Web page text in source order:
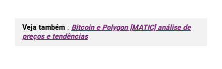
Veja também : Bitcoin e Polygon [MATIC] análise de
preços e tendências